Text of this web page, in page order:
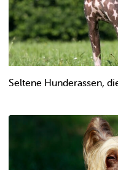
Seltene Hunderassen,